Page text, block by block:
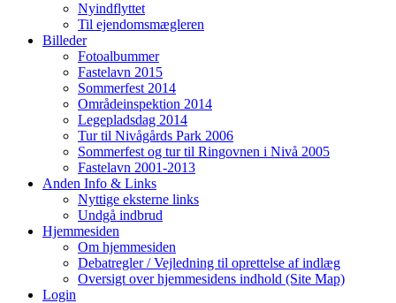
Nyindflyttet
Til ejendomsmægleren
Billeder
Fotoalbummer
Fastelavn 2015
Sommerfest 2014
Områdeinspektion 2014
Legepladsdag 2014
Tur til Nivågårds Park 2006
Sommerfest og tur til Ringovnen i Nivå 2005
Fastelavn 2001-2013
Anden Info & Links
Nyttige eksterne links
Undgå indbrud
Hjemmesiden
Om hjemmesiden
Debatregler / Vejledning til oprettelse af indlæg
Oversigt over hjemmesidens indhold (Site Map)
Login